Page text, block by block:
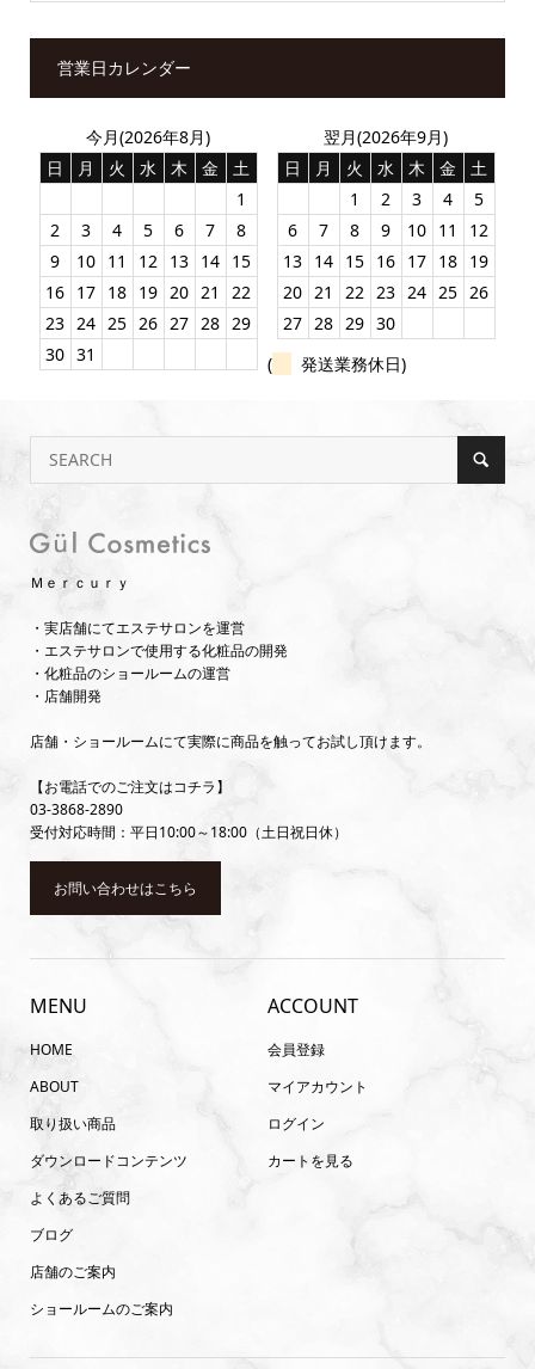
営業日カレンダー
今月(2026年8月)
日
月 火 水 木 金
土
1
2
3 4 5 6 7
8
9
10 11 12 13 14 15
16 17 18 19 20 21
22
23 24 25 26 27 28 29
30 31
翌月(2026年9月)
日
月 火 水 木 金
土
1
2 3 4
5
6
7 8 9 10 11
12
13 14 15 16 17 18 19
20 21 22 23 24 25 26
27 28 29 30
(
発送業務休日)
Ｍｅｒｃｕｒｙ
・実店舗にてエステサロンを運営
・エステサロンで使用する化粧品の開発
・化粧品のショールームの運営
・店舗開発
店舗・ショールームにて実際に商品を触ってお試し頂けます。
【お電話でのご注文はコチラ】
03-3868-2890
受付対応時間：平日10:00～18:00（土日祝日休）
お問い合わせはこちら
MENU
HOME
ABOUT
取り扱い商品
ダウンロードコンテンツ
よくあるご質問
ブログ
店舗のご案内
ショールームのご案内
ACCOUNT
会員登録
マイアカウント
ログイン
カートを見る